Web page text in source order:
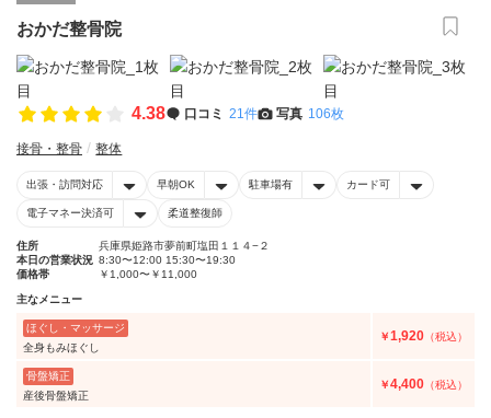
おかだ整骨院
4.38 口コミ 21件 写真 106枚
接骨・整骨 整体
出張・訪問対応 早朝OK 駐車場有 カード可
電子マネー決済可 柔道整復師
住所
兵庫県姫路市夢前町塩田１１４−２
本日の営業状況 8:30〜12:00 15:30〜19:30
価格帯
￥1,000〜￥11,000
主なメニュー
ほぐし・マッサージ
全身もみほぐし
￥1,920 （税込）
骨盤矯正
産後骨盤矯正
￥4,400 （税込）